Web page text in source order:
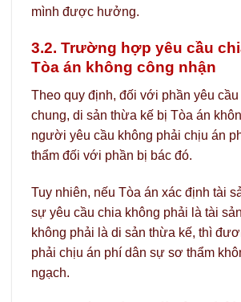
mình được hưởng.
3.2. Trường hợp yêu cầu
Tòa án không công nhận
Theo quy định, đối với phần yêu
chung, di sản thừa kế bị Tòa án
người yêu cầu không phải chịu án
thẩm đối với phần bị bác đó.
Tuy nhiên, nếu Tòa án xác định tài
sự yêu cầu chia không phải là tài
không phải là di sản thừa kế, thì
phải chịu án phí dân sự sơ thẩm
ngạch.